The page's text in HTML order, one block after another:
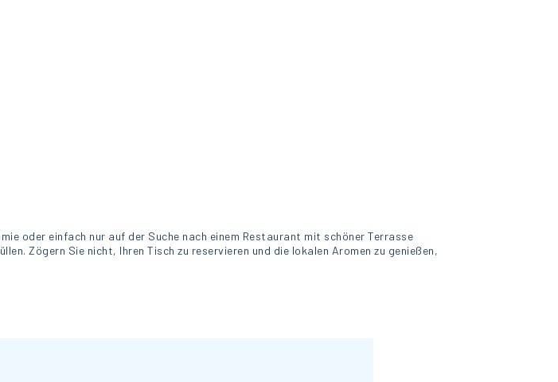
oder einfach nur auf der Suche nach einem Restaurant mit schöner Terrasse
Zögern Sie nicht, Ihren Tisch zu reservieren und die lokalen Aromen zu genießen,